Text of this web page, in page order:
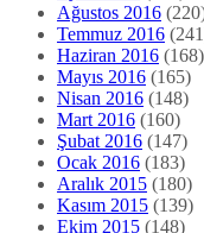
Ağustos 2016
Temmuz 2016
Haziran 2016 (168)
Mayıs 2016 (165)
Nisan 2016 (148)
Mart 2016 (160)
Şubat 2016 (147)
Ocak 2016 (183)
Aralık 2015 (180)
Kasım 2015 (139)
Ekim 2015 (148)